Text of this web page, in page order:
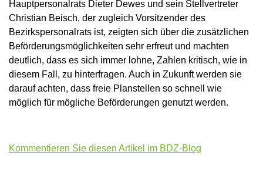
Hauptpersonalrats Dieter Dewes und sein Stellvertreter
Christian Beisch, der zugleich Vorsitzender des
Bezirkspersonalrats ist, zeigten sich über die zusätzlichen
Beförderungsmöglichkeiten sehr erfreut und machten
deutlich, dass es sich immer lohne, Zahlen kritisch, wie in
diesem Fall, zu hinterfragen. Auch in Zukunft werden sie
darauf achten, dass freie Planstellen so schnell wie
möglich für mögliche Beförderungen genutzt werden.
Kommentieren Sie diesen Artikel im BDZ-Blog